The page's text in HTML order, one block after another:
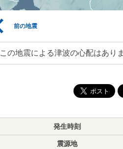
前の地震
この地震による津波の心配はあり
発生時刻
震源地